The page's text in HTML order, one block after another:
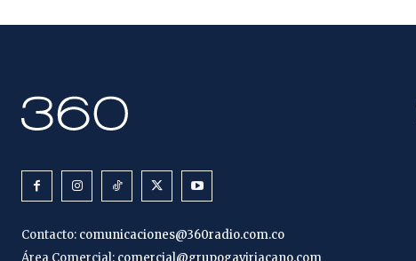
Contacto: comunicaciones@360radio.com.co
Área Comercial: comercial@grupogaviriacano.com